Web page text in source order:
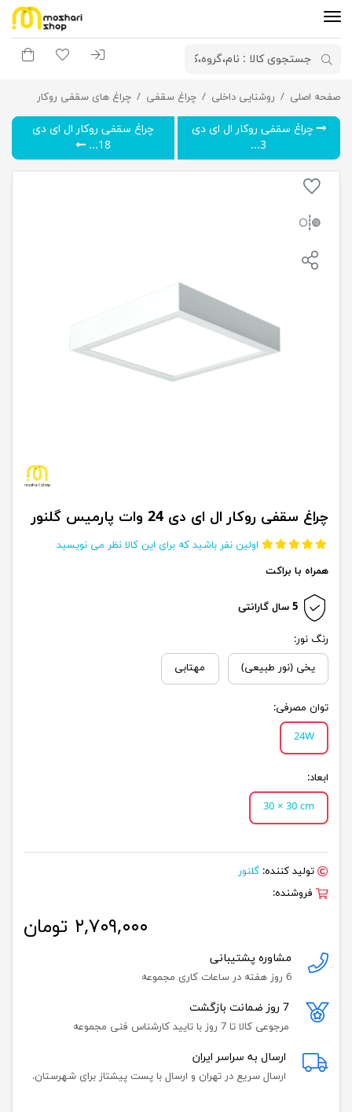
ورود به سیستم
لیست موردسبد
صفحه اصلی روشنایی داخلی چراغ سقفی چراغ های سقفی روکار چراغ سقفی روکار ال ای دی 24 وات پارمیس گلنور
چراغ سقفی روکار ال ای دی
3...
چراغ سقفی روکار ال ای دی
18...
چراغ سقفی روکار ال ای دی 24 وات پارمیس گلنور
اولین نفر باشید که برای این کالا نظر می نویسید
همراه با براکت
5 سال گارانتی
رنگ نور:
یخی (نور طبیعی) مهتابی
توان مصرفی:
24W
ابعاد:
30 × 30 cm
تولید کننده: گلنور
فروشنده:
۲,۷۰۹,۰۰۰ تومان
مشاوره پشتیبانی
6 روز هفته در ساعات کاری مجموعه
7 روز ضمانت بازگشت
مرجوعی کالا تا 7 روز با تایید کارشناس فنی مجموعه
ارسال به سراسر ایران
ارسال سریع در تهران و ارسال با پست پیشتاز برای شهرستان.